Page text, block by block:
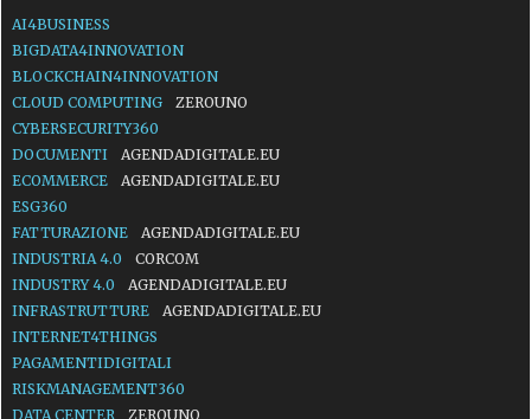
AI4BUSINESS
BIGDATA4INNOVATION
BLOCKCHAIN4INNOVATION
CLOUD COMPUTING
ZEROUNO
CYBERSECURITY360
DOCUMENTI
AGENDADIGITALE.EU
ECOMMERCE
AGENDADIGITALE.EU
ESG360
FATTURAZIONE
AGENDADIGITALE.EU
INDUSTRIA 4.0
CORCOM
INDUSTRY 4.0
AGENDADIGITALE.EU
INFRASTRUTTURE
AGENDADIGITALE.EU
INTERNET4THINGS
PAGAMENTIDIGITALI
RISKMANAGEMENT360
DATA CENTER
ZEROUNO